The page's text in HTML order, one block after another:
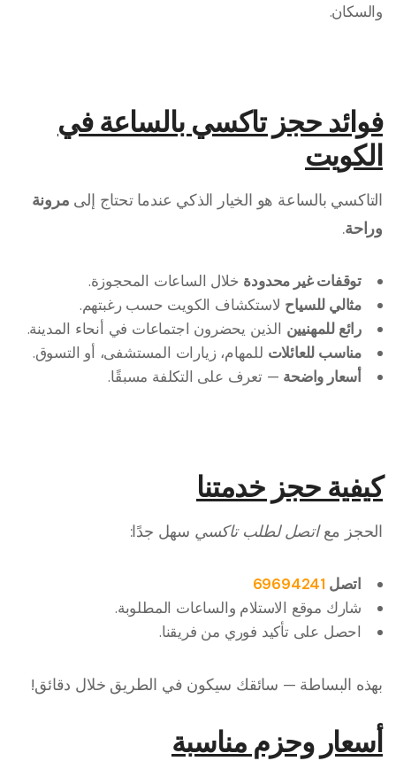
والسكان.
فوائد حجز تاكسي بالساعة في
الكويت
التاكسي بالساعة هو الخيار الذكي عندما تحتاج إلى مرونة
وراحة.
توقفات غير محدودة خلال الساعات المحجوزة.
مثالي للسياح لاستكشاف الكويت حسب رغبتهم.
رائع للمهنيين الذين يحضرون اجتماعات في أنحاء المدينة.
مناسب للعائلات للمهام، زيارات المستشفى، أو التسوق.
أسعار واضحة — تعرف على التكلفة مسبقًا.
كيفية حجز خدمتنا
الحجز معاتصل لطلب تاكسي سهل جدًا:
اتصل 69694241
شارك موقع الاستلام والساعات المطلوبة.
احصل على تأكيد فوري من فريقنا.
بهذه البساطة — سائقك سيكون في الطريق خلال دقائق!
أسعار وحزم مناسبة